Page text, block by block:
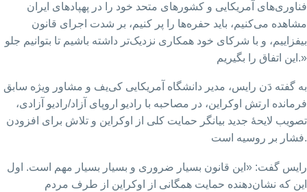
فناوری‌های آمریکایی و کشورهای متحد خود را در پهپادهای ایران
مشاهده می‌کنیم، باید حفره‌ها را پر کنیم، بر شدت اجرای قانون
بیفزاییم، و با شرکای خود همکاری نزدیک‌تر داشته باشیم تا بتوانیم جلو
این اتفاق را بگیریم.»
به گفته دَن رایس، مدیر دانشگاه آمریکایی کی‌یف و مشاور ویژه سابق
فرمانده ارتش اوکراین، در مصاحبه با رادیو اروپای آزاد/رادیو آزادی،
تصویب لایحهٔ جدید بیانگر حمایت کلی از اوکراین و تلاش برای افزودن
فشار بر روسیه است.
رایس گفت: «این قانون بسیار ضروری و بسیار بسیار مهم است. اول
این که نشان‌دهنده حمایت همگانی از اوکراین از طرف مردم